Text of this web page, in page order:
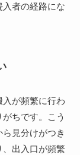
者の経路にな
が頻繁に行わ
ちです。こう
見分けがつき
出入口が頻繁